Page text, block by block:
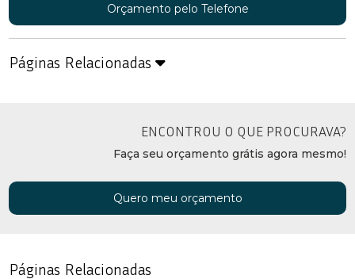
Orçamento pelo Telefone
Páginas Relacionadas
ENCONTROU O QUE PROCURAVA?
Faça seu orçamento grátis agora mesmo!
Quero meu orçamento
Páginas Relacionadas